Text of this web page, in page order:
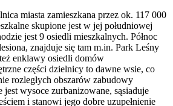
miasta zamieszkana przez ok. 117 000
skupione jest w jej południowej
jest 9 osiedli mieszkalnych. Północ
znajduje się tam m.in. Park Leśny
enklawy osiedli domów
części dzielnicy to dawne wsie, co
rozległych obszarów zabudowy
jest wysoce zurbanizowane, sąsiaduje
i stanowi jego dobre uzupełnienie